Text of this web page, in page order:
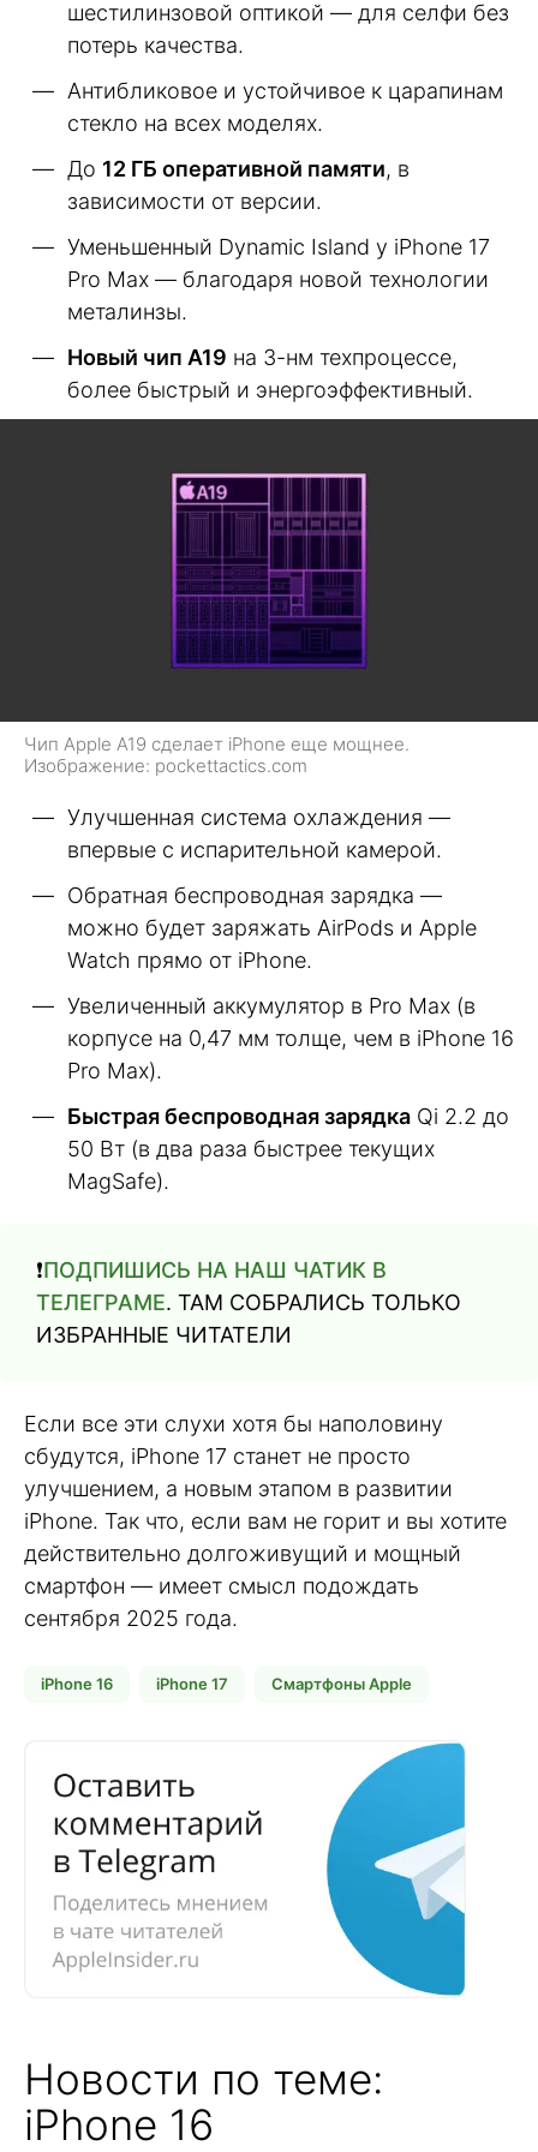
шестилинзовой оптикой — для селфи без
потерь качества.
Антибликовое и устойчивое к царапинам
стекло на всех моделях.
До 12 ГБ оперативной памяти, в
зависимости от версии.
Уменьшенный Dynamic Island у iPhone 17
Pro Max — благодаря новой технологии
металинзы.
Новый чип A19 на 3-нм техпроцессе,
более быстрый и энергоэффективный.
Чип Apple A19 сделает iPhone еще мощнее.
Изображение: pockettactics.com
Улучшенная система охлаждения —
впервые с испарительной камерой.
Обратная беспроводная зарядка —
можно будет заряжать AirPods и Apple
Watch прямо от iPhone.
Увеличенный аккумулятор в Pro Max (в
корпусе на 0,47 мм толще, чем в iPhone 16
Pro Max).
Быстрая беспроводная зарядка Qi 2.2 до
50 Вт (в два раза быстрее текущих
MagSafe).
❗️ПОДПИШИСЬ НА НАШ ЧАТИК В
ТЕЛЕГРАМЕ. ТАМ СОБРАЛИСЬ ТОЛЬКО
ИЗБРАННЫЕ ЧИТАТЕЛИ
Если все эти слухи хотя бы наполовину
сбудутся, iPhone 17 станет не просто
улучшением, а новым этапом в развитии
iPhone. Так что, если вам не горит и вы хотите
действительно долгоживущий и мощный
смартфон — имеет смысл подождать
сентября 2025 года.
iPhone 16 iPhone 17 Смартфоны Apple
Новости по теме:
iPhone 16